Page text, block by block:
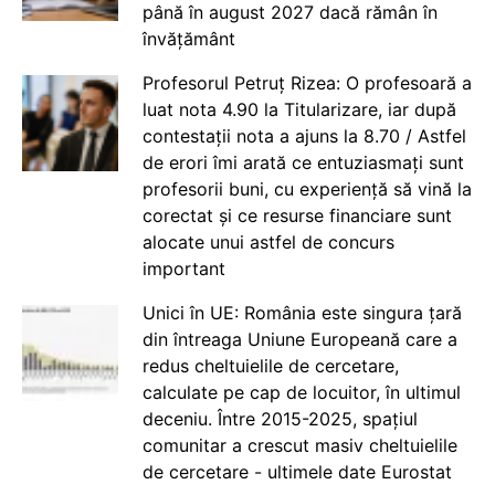
până în august 2027 dacă rămân în
învățământ
Profesorul Petruț Rizea: O profesoară a
luat nota 4.90 la Titularizare, iar după
contestații nota a ajuns la 8.70 / Astfel
de erori îmi arată ce entuziasmați sunt
profesorii buni, cu experiență să vină la
corectat și ce resurse financiare sunt
alocate unui astfel de concurs
important
Unici în UE: România este singura țară
din întreaga Uniune Europeană care a
redus cheltuielile de cercetare,
calculate pe cap de locuitor, în ultimul
deceniu. Între 2015-2025, spațiul
comunitar a crescut masiv cheltuielile
de cercetare - ultimele date Eurostat